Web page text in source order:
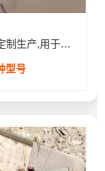
液压升降坝（液压活动坝）- 专业厂家定制生产,用于河道/防汛工程
型号